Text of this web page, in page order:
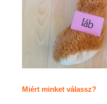
Miért minket válassz?